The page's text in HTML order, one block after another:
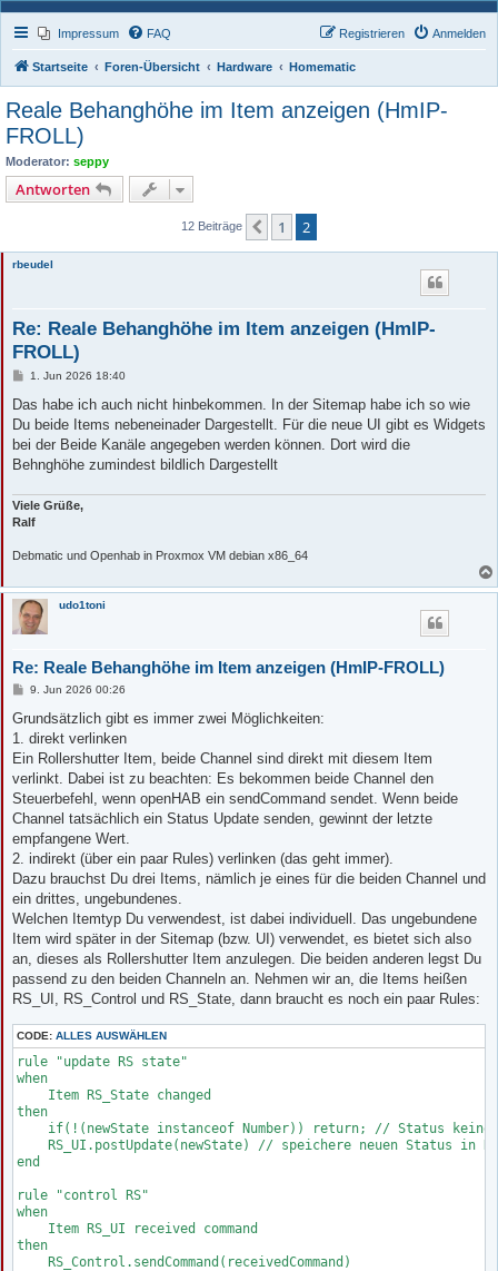
Impressum FAQ Anmelden
Registrieren
Startseite Foren-Übersicht Hardware Homematic
Reale Behanghöhe im Item anzeigen (HmIP-
FROLL)
Moderator: seppy
Antworten
12 Beiträge Vorherige
1 2
rbeudel
Re: Reale Behanghöhe im Item anzeigen (HmIP-
FROLL)
B
i
r
a
1. Jun 2026 18:40
Das habe ich auch nicht hinbekommen. In der Sitemap habe ich so wie
Du beide Items nebeneinader Dargestellt. Für die neue UI gibt es Widgets
bei der Beide Kanäle angegeben werden können. Dort wird die
Behnghöhe zumindest bildlich Dargestellt
Viele Grüße,
Ralf
Debmatic und Openhab in Proxmox VM debian x86_64
udo1toni
Re: Reale Behanghöhe im Item anzeigen (HmIP-FROLL)
B
i
a
9. Jun 2026 00:26
Grundsätzlich gibt es immer zwei Möglichkeiten:
1. direkt verlinken
Ein Rollershutter Item, beide Channel sind direkt mit diesem Item
verlinkt. Dabei ist zu beachten: Es bekommen beide Channel den
Steuerbefehl, wenn openHAB ein sendCommand sendet. Wenn beide
Channel tatsächlich ein Status Update senden, gewinnt der letzte
empfangene Wert.
2. indirekt (über ein paar Rules) verlinken (das geht immer).
Dazu brauchst Du drei Items, nämlich je eines für die beiden Channel und
ein drittes, ungebundenes.
Welchen Itemtyp Du verwendest, ist dabei individuell. Das ungebundene
Item wird später in der Sitemap (bzw. UI) verwendet, es bietet sich also
an, dieses als Rollershutter Item anzulegen. Die beiden anderen legst Du
passend zu den beiden Channeln an. Nehmen wir an, die Items heißen
RS_UI, RS_Control und RS_State, dann braucht es noch ein paar Rules:
CODE: ALLES AUSWÄHLEN
rule "update RS state"
when
    Item RS_State changed
then
if(!(newState instanceof Number)) return; // Status keine
RS_UI.postUpdate(newState) // speichere neuen Status in
end
rule "control RS"
when
    Item RS_UI received command
then
    RS_Control.sendCommand(receivedCommand)